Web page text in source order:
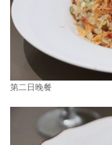
第二日晚餐